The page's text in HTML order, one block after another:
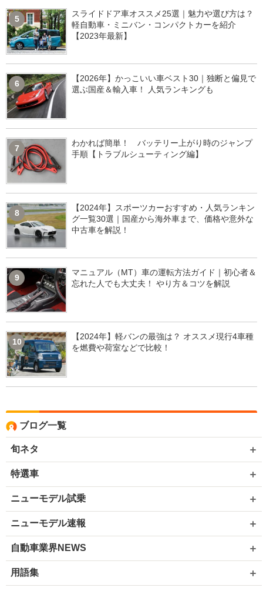
5
スライドドア車オススメ25選｜魅力や選び方は？
軽自動車・ミニバン・コンパクトカーを紹介
【2023年最新】
6
【2026年】かっこいい車ベスト30｜独断と偏見で
選ぶ国産＆輸入車！ 人気ランキングも
7
わかれば簡単！ バッテリー上がり時のジャンプ
手順【トラブルシューティング編】
8
【2024年】スポーツカーおすすめ・人気ランキン
グ一覧30選｜国産から海外車まで、価格や意外な
中古車を解説！
9
マニュアル（MT）車の運転方法ガイド｜初心者＆
忘れた人でも大丈夫！ やり方＆コツを解説
10
【2024年】軽バンの最強は？ オススメ現行4車種
を燃費や荷室などで比較！
ブログ一覧
旬ネタ
特選車
ニューモデル試乗
ニューモデル速報
自動車業界NEWS
用語集